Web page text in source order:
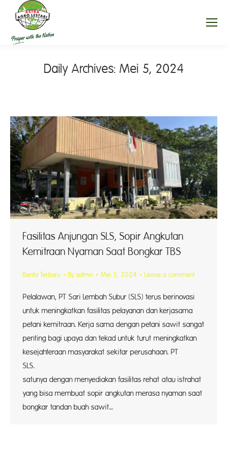
Daily Archives: Mei 5, 2024
Fasilitas Anjungan SLS, Sopir Angkutan
Kemitraan Nyaman Saat Bongkar TBS
Berita Terbaru By admin Mei 5, 2024 Leave a comment
Pelalawan, PT Sari Lembah Subur (SLS) terus berinovasi
untuk meningkatkan fasilitas pelayanan dan kerjasama
petani kemitraan. Kerja sama dengan petani sawit sangat
penting bagi upaya dan tekad untuk turut meningkatkan
kesejahteraan masyarakat sekitar perusahaan. PT
satunya dengan menyediakan fasilitas rehat atau istrahat
yang bisa membuat sopir angkutan merasa nyaman saat
bongkar tandan buah sawit…